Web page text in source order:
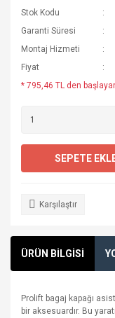
Stok Kodu
Garanti Süresi
Montaj Hizmeti
Fiyat
* 795,46 TL den
SEPETE
Karşılaştır
ÜRÜN BİLGİSİ
Prolift bagaj kapağı
bir aksesuardır. Bu